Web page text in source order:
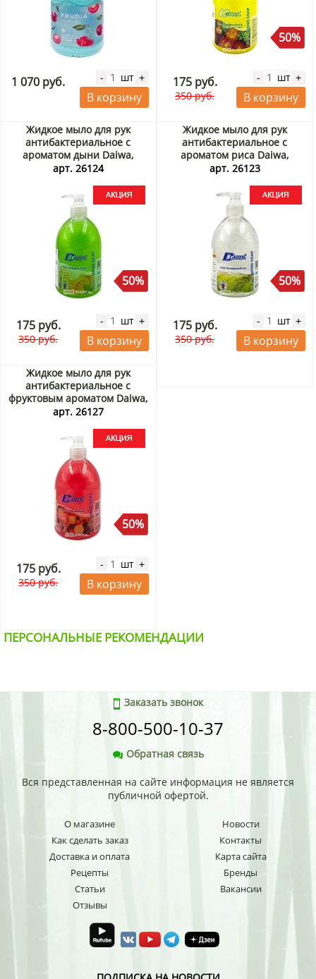
1 070 руб. - шт +
В корзину
50%
175 руб.
350 руб.
- шт +
В корзину
Жидкое мыло для рук
антибактериальное с
ароматом дыни Daiwa,
Таиланд, 500 мл Акция
арт. 26124
50%
175 руб.
350 руб.
- шт +
В корзину
Жидкое мыло для рук
антибактериальное с
ароматом риса Daiwa,
Таиланд, 500 мл Акция
арт. 26123
50%
175 руб.
350 руб.
- шт +
В корзину
Жидкое мыло для рук
антибактериальное с
фруктовым ароматом Daiwa,
Таиланд, 500 мл Акция
арт. 26127
50%
175 руб.
350 руб.
- шт +
В корзину
ПЕРСОНАЛЬНЫЕ РЕКОМЕНДАЦИИ
Заказать звонок
8-800-500-10-37
Обратная связь
Вся представленная на сайте информация не является
публичной офертой.
О магазине
Как сделать заказ
Доставка и оплата
Рецепты
Статьи
Отзывы
Новости
Контакты
Карта сайта
Бренды
Вакансии